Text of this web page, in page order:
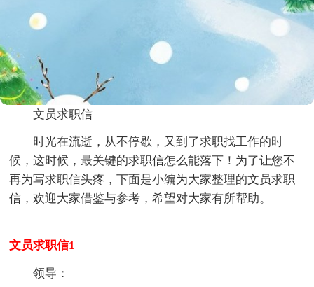
文员求职信
时光在流逝，从不停歇，又到了求职找工作的时
候，这时候，最关键的求职信怎么能落下！为了让您不
再为写求职信头疼，下面是小编为大家整理的文员求职
信，欢迎大家借鉴与参考，希望对大家有所帮助。
文员求职信1
领导：